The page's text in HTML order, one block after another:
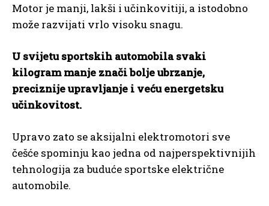
Motor je manji, lakši i učinkovitiji, a istodobno
može razvijati vrlo visoku snagu.
U svijetu sportskih automobila svaki
kilogram manje znači bolje ubrzanje,
preciznije upravljanje i veću energetsku
učinkovitost.
Upravo zato se aksijalni elektromotori sve
češće spominju kao jedna od najperspektivnijih
tehnologija za buduće sportske električne
automobile.